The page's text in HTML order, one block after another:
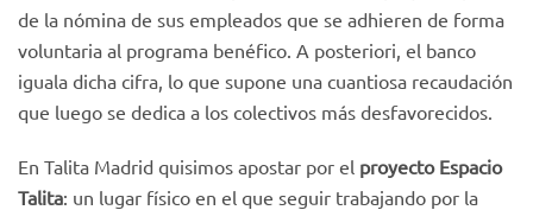
de la nómina de sus empleados que se adhieren de forma
voluntaria al programa benéfico. A posteriori, el banco
iguala dicha cifra, lo que supone una cuantiosa recaudación
que luego se dedica a los colectivos más desfavorecidos.
En Talita Madrid quisimos apostar por el proyecto Espacio
Talita: un lugar físico en el que seguir trabajando por la